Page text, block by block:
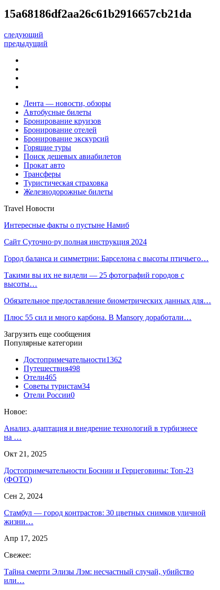
15a68186df2aa26c61b2916657cb21da
следующий
предыдущий
Лента — новости, обзоры
Автобусные билеты
Бронирование круизов
Бронирование отелей
Бронирование экскурсий
Горящие туры
Поиск дешевых авиабилетов
Прокат авто
Трансферы
Туристическая страховка
Железнодорожные билеты
Travel Новости
Интересные факты о пустыне Намиб
Сайт Суточно·ру полная инструкция 2024
Город баланса и симметрии: Барселона с высоты птичьего…
Такими вы их не видели — 25 фотографий городов с
высоты…
Обязательное предоставление биометрических данных для…
Плюс 55 сил и много карбона. В Mansory доработали…
Загрузить еще сообщения
Популярные категории
Достопримечательности1362
Путешествия498
Отели465
Советы туристам34
Отели России0
Новое:
Анализ, адаптация и внедрение технологий в турбизнесе
на …
Окт 21, 2025
Достопримечательности Боснии и Герцеговины: Топ-23
(ФОТО)
Сен 2, 2024
Стамбул — город контрастов: 30 цветных снимков уличной
жизни…
Апр 17, 2025
Свежее:
Тайна смерти Элизы Лэм: несчастный случай, убийство
или…